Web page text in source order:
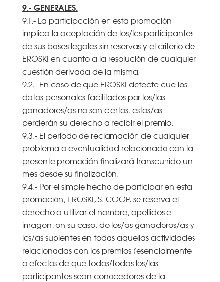
9.- GENERALES.
9.1.- La participación en esta promoción
implica la aceptación de los/las participantes
de sus bases legales sin reservas y el criterio de
EROSKI en cuanto a la resolución de cualquier
cuestión derivada de la misma.
9.2.- En caso de que EROSKI detecte que los
datos personales facilitados por los/las
ganadores/as no son ciertos, estos/as
perderán su derecho a recibir el premio.
9.3.- El período de reclamación de cualquier
problema o eventualidad relacionado con la
presente promoción finalizará transcurrido un
mes desde su finalización.
9.4.- Por el simple hecho de participar en esta
promoción, EROSKI, S. COOP. se reserva el
derecho a utilizar el nombre, apellidos e
imagen, en su caso, de los/as ganadores/as y
los/as suplentes en todas aquellas actividades
relacionadas con los premios (esencialmente,
a efectos de que todos/todas los/las
participantes sean conocedores de la